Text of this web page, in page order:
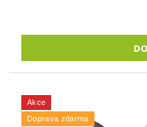
Akce
Doprava zdarma